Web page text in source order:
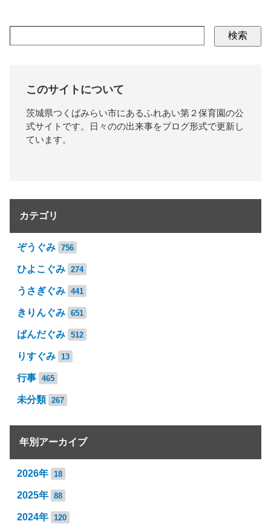
検索
このサイトについて
茨城県つくばみらい市にあるふれあい第２保育園の公
式サイトです。日々のの出来事をブログ形式で更新し
ています。
カテゴリ
ぞうぐみ 756
ひよこぐみ 274
うさぎぐみ 441
きりんぐみ 651
ぱんだぐみ 512
りすぐみ 13
行事 465
未分類 267
年別アーカイブ
2026年 18
2025年 88
2024年 120